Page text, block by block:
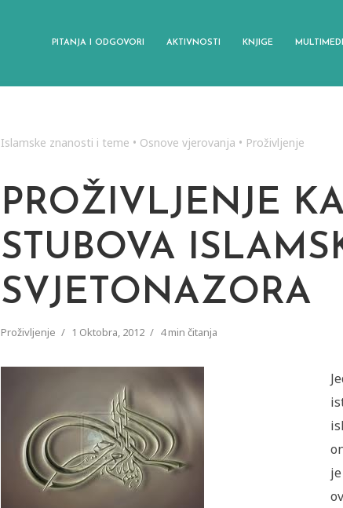
PITANJA I ODGOVORI AKTIVNOSTI KNJIGE
Islamske znanosti i teme • Osnove vjerovanja • Proživljenje
PROŽIVLJENJE
STUBOVA
SVJETONAZORA
Proživljenje 1 Oktobra, 2012 4 min čitanja